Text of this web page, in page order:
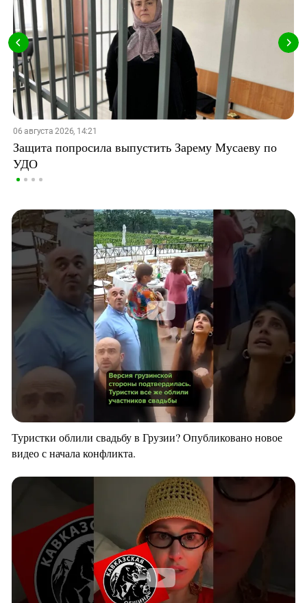
06 августа 2026, 14:21
Защита попросила выпустить Зарему Мусаеву по
УДО
Туристки облили свадьбу в Грузии? Опубликовано новое
видео с начала конфликта.